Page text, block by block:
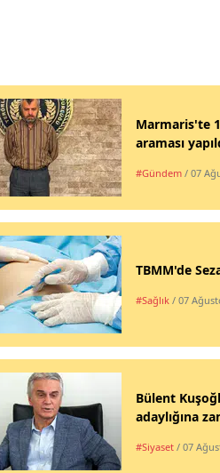
Marmaris'te
araması
#Gündem / 07
TBMM'de
#Sağlık / 07
Bülent
adaylığına
#Siyaset / 07